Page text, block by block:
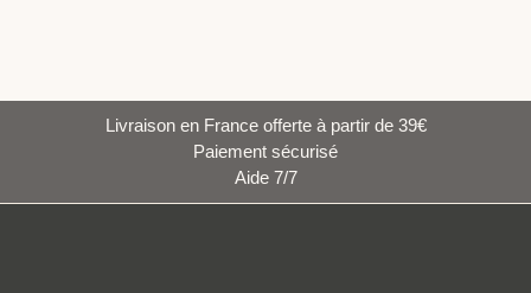
Livraison en France offerte à partir de 39€
Paiement sécurisé
Aide 7/7